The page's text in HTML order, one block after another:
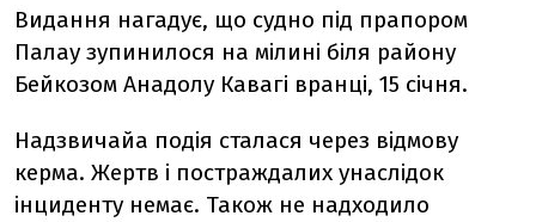
Видання нагадує, що судно під прапором
Палау зупинилося на мілині біля району
Бейкозом Анадолу Кавагі вранці, 15 січня.
Надзвичайа подія сталася через відмову
керма. Жертв і постраждалих унаслідок
інциденту немає. Також не надходило